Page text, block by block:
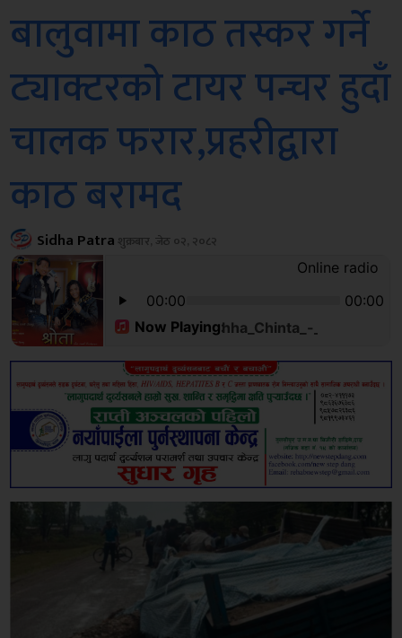
बालुवामा काठ तस्कर गर्ने
ट्याक्टरको टायर पन्चर हुदाँ
चालक फरार,प्रहरीद्वारा
काठ बरामद
Sidha Patra शुक्रबार, जेठ ०२, २०८२